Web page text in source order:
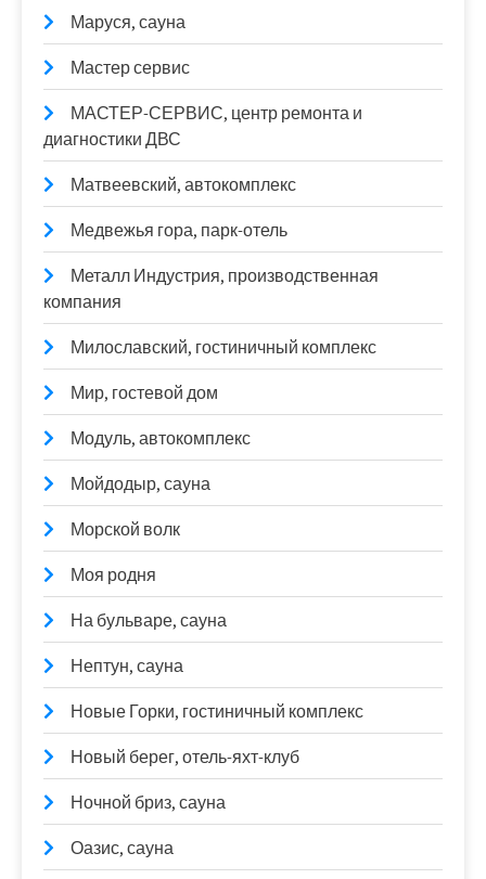
Маруся, сауна
Мастер сервис
МАСТЕР-СЕРВИС, центр ремонта и
диагностики ДВС
Матвеевский, автокомплекс
Медвежья гора, парк-отель
Металл Индустрия, производственная
компания
Милославский, гостиничный комплекс
Мир, гостевой дом
Модуль, автокомплекс
Мойдодыр, сауна
Морской волк
Моя родня
На бульваре, сауна
Нептун, сауна
Новые Горки, гостиничный комплекс
Новый берег, отель-яхт-клуб
Ночной бриз, сауна
Оазис, сауна